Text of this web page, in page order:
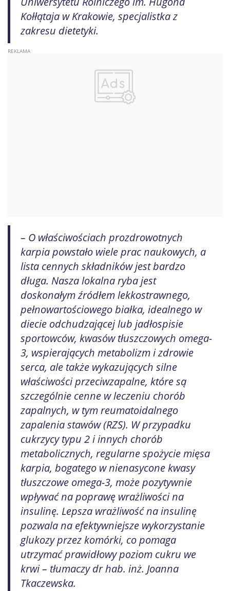
Kołłątaja w Krakowie, specjalistka z
zakresu dietetyki.
– O właściwościach prozdrowotnych
karpia powstało wiele prac naukowych, a
lista cennych składników jest bardzo
długa. Nasza lokalna ryba jest
doskonałym źródłem lekkostrawnego,
pełnowartościowego białka, idealnego w
diecie odchudzającej lub jadłospisie
sportowców, kwasów tłuszczowych omega-
3, wspierających metabolizm i zdrowie
serca, ale także wykazujących silne
właściwości przeciwzapalne, które są
szczególnie cenne w leczeniu chorób
zapalnych, w tym reumatoidalnego
zapalenia stawów (RZS). W przypadku
cukrzycy typu 2 i innych chorób
metabolicznych, regularne spożycie mięsa
karpia, bogatego w nienasycone kwasy
tłuszczowe omega-3, może pozytywnie
wpływać na poprawę wrażliwości na
insulinę. Lepsza wrażliwość na insulinę
pozwala na efektywniejsze wykorzystanie
glukozy przez komórki, co pomaga
utrzymać prawidłowy poziom cukru we
krwi – tłumaczy dr hab. inż. Joanna
Tkaczewska.